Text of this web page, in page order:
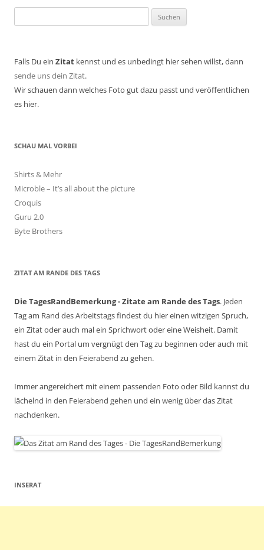
nach:
Falls Du ein Zitat kennst und es unbedingt hier sehen willst, dann
sende uns dein Zitat.
Wir schauen dann welches Foto gut dazu passt und veröffentlichen
es hier.
SCHAU MAL VORBEI
Shirts & Mehr
Microble – It’s all about the picture
Croquis
Guru 2.0
Byte Brothers
ZITAT AM RANDE DES TAGS
Die TagesRandBemerkung - Zitate am Rande des Tags. Jeden
Tag am Rand des Arbeitstags findest du hier einen witzigen Spruch,
ein Zitat oder auch mal ein Sprichwort oder eine Weisheit. Damit
hast du ein Portal um vergnügt den Tag zu beginnen oder auch mit
einem Zitat in den Feierabend zu gehen.
Immer angereichert mit einem passenden Foto oder Bild kannst du
lächelnd in den Feierabend gehen und ein wenig über das Zitat
nachdenken.
INSERAT